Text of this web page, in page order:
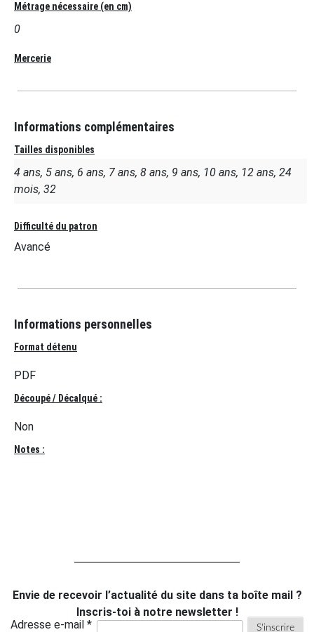
Métrage nécessaire (en cm)
0
Mercerie
Informations complémentaires
Tailles disponibles
4 ans, 5 ans, 6 ans, 7 ans, 8 ans, 9 ans, 10 ans, 12 ans, 24
mois, 32
Difficulté du patron
Avancé
Informations personnelles
Format détenu
PDF
Découpé / Décalqué :
Non
Notes :
Envie de recevoir l’actualité du site dans ta boîte mail ?
Inscris-toi à notre newsletter !
Adresse e-mail *